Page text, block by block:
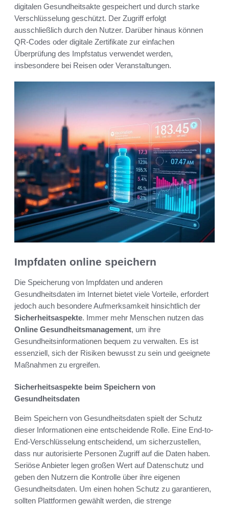
digitalen Gesundheitsakte gespeichert und durch starke
Verschlüsselung geschützt. Der Zugriff erfolgt
ausschließlich durch den Nutzer. Darüber hinaus können
QR-Codes oder digitale Zertifikate zur einfachen
Überprüfung des Impfstatus verwendet werden,
insbesondere bei Reisen oder Veranstaltungen.
Impfdaten online speichern
Die Speicherung von Impfdaten und anderen
Gesundheitsdaten im Internet bietet viele Vorteile, erfordert
jedoch auch besondere Aufmerksamkeit hinsichtlich der
Sicherheitsaspekte. Immer mehr Menschen nutzen das
Online Gesundheitsmanagement, um ihre
Gesundheitsinformationen bequem zu verwalten. Es ist
essenziell, sich der Risiken bewusst zu sein und geeignete
Maßnahmen zu ergreifen.
Sicherheitsaspekte beim Speichern von
Gesundheitsdaten
Beim Speichern von Gesundheitsdaten spielt der Schutz
dieser Informationen eine entscheidende Rolle. Eine End-to-
End-Verschlüsselung entscheidend, um sicherzustellen,
dass nur autorisierte Personen Zugriff auf die Daten haben.
Seriöse Anbieter legen großen Wert auf Datenschutz und
geben den Nutzern die Kontrolle über ihre eigenen
Gesundheitsdaten. Um einen hohen Schutz zu garantieren,
sollten Plattformen gewählt werden, die strenge